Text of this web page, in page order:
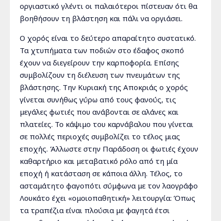
οργιαστικό γλέντι οι παλαιότεροι πίστευαν ότι θα
βοηθήσουν τη βλάστηση και πάλι να οργιάσει.
Ο χορός είναι το δεύτερο απαραίτητο συστατικό.
Τα χτυπήματα των ποδιών στο έδαφος σκοπό
έχουν να διεγείρουν την καρποφορία. Επίσης
συμβολίζουν τη διέλευση των πνευμάτων της
βλάστησης. Την Κυριακή της Αποκριάς ο χορός
γίνεται συνήθως γύρω από τους φανούς, τις
μεγάλες φωτιές που ανάβονται σε αλάνες και
πλατείες. Το κάψιμο του καρνάβαλου που γίνεται
σε πολλές περιοχές συμβολίζει το τέλος μιας
εποχής. Άλλωστε στην Παράδοση οι φωτιές έχουν
καθαρτήριο και μεταβατικό ρόλο από τη μία
εποχή ή κατάσταση σε κάποια άλλη. Τέλος, το
ασταμάτητο φαγοπότι σύμφωνα με τον λαογράφο
Λουκάτο έχει «ομοιοπαθητική» λειτουργία: Όπως
τα τραπέζια είναι πλούσια με φαγητά έτσι